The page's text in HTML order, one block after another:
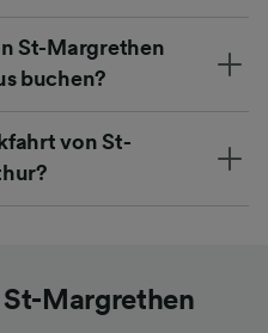
St-Margrethen
buchen?
von St-
Margrethen